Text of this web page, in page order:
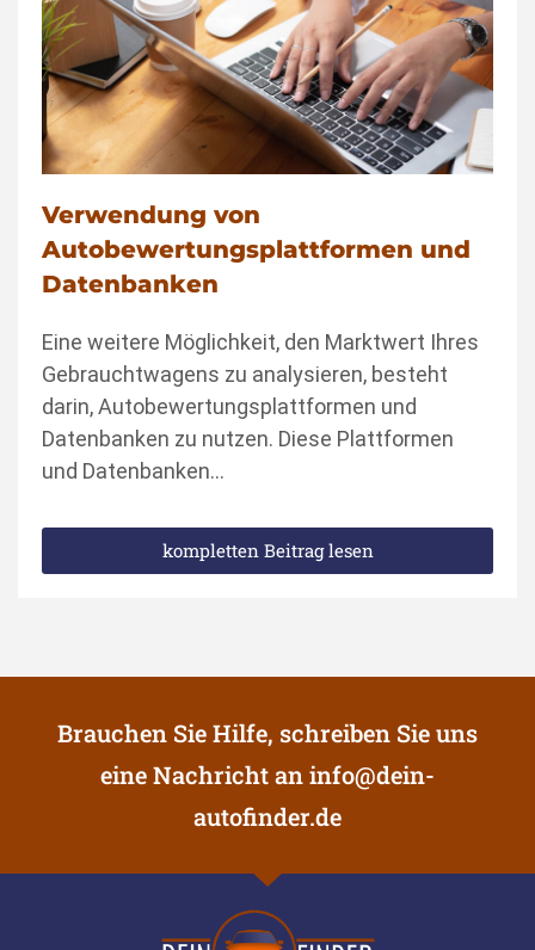
Verwendung von
Autobewertungsplattformen und
Datenbanken
Eine weitere Möglichkeit, den Marktwert Ihres
Gebrauchtwagens zu analysieren, besteht
darin, Autobewertungsplattformen und
Datenbanken zu nutzen. Diese Plattformen
und Datenbanken…
kompletten Beitrag lesen
Brauchen Sie Hilfe, schreiben Sie uns
eine Nachricht aninfo@dein-
autofinder.de